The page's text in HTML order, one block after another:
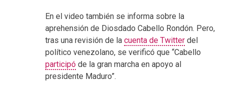
En el video también se informa sobre la
aprehensión de Diosdado Cabello Rondón. Pero,
tras una revisión de la cuenta de Twitter del
político venezolano, se verificó que “Cabello
participó de la gran marcha en apoyo al
presidente Maduro”.